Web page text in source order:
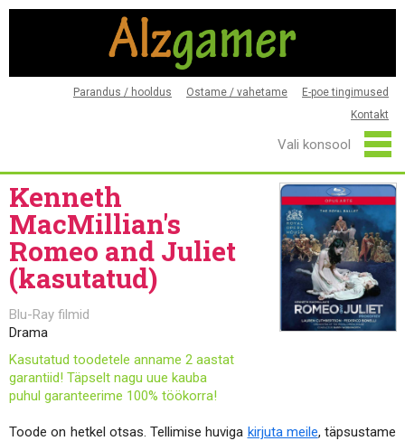
Parandus / hooldus Ostame / vahetame
E-poe tingimused
Kontakt
Kenneth
MacMillian's
Romeo and Juliet
(kasutatud)
Blu-Ray filmid
Drama
Kasutatud toodetele anname 2 aastat
garantiid! Täpselt nagu uue kauba
puhul garanteerime 100% töökorra!
Toode on hetkel otsas. Tellimise huviga kirjuta meile, täpsustame